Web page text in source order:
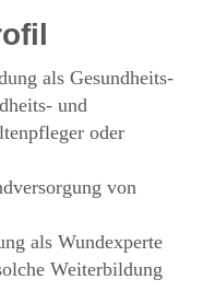
als Gesundheits-
und
oder
von
als Wundexperte
Weiterbildung